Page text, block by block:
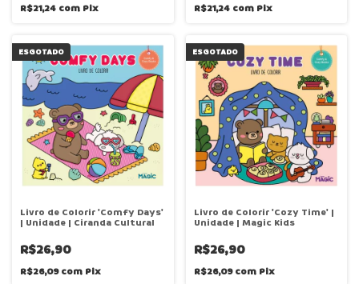
R$21,24 com Pix R$21,24 com Pix
ESGOTADO
Livro de Colorir 'Comfy Days'
| Unidade | Ciranda Cultural
R$26,90
R$26,09com Pix
ESGOTADO
Livro de Colorir 'Cozy Time' |
Unidade | Magic Kids
R$26,90
R$26,09com Pix